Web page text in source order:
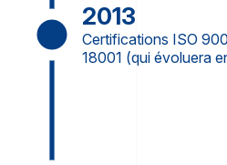
2013
Certifications ISO
18001 (qui évoluera